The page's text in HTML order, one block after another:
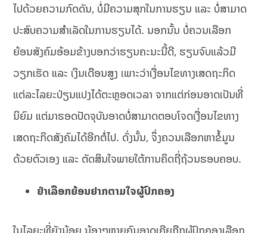
ໄປດ້ວຍຄວາມກົດດັນ, ບໍ່ມີຄວາມສຸກໃນການຮຽນ ແລະ ບໍ່ສາມາດ
ປະສົບຄວາມສຳເລັດໃນການຮຽນໄດ້. ນອກນັ້ນ ບໍ່ຄວນເລືອກ
ຍ້ອນສັງຄົມອ້ອມຂ້າງບອກວ່າຮຽນຄະນະນີ້ດີ, ຮຽນຈົບແລ້ວມີ
ວຽກເຮັດ ແລະ ເງິນເດືອນສູງ ເພາະວ່າເງື່ອນໄຂທາງເສດຖະກິດ
ແຕ່ລະໄລຍະປ່ຽນແປງໄດ້ຕະຫຼອດເວລາ ຈາກແຕ່ກ່ອນອາດເປັນທີ່
ນິຍົມ ແຕ່ມາຮອດປັດຈຸບັນອາດບໍ່ສາມາດຕອບໂຈດເງື່ອນໄຂທາງ
ເສດຖະກິດສັງຄົມໄດ້ອີກຕໍ່ໄປ. ດັ່ງນັ້ນ, ຈຶ່ງຄວນເລືອກຫາຂໍ້ມູນ
ດ້ວຍຕົວເອງ ແລະ ຕັດສິນໃຈພາຍໃຕ້ການຄິດຖີ່ຖ້ວນຮອບຄອບ.
ຢ່າເລືອກຍ້ອນຢາກຕາມໃຈຜູ້ປົກຄອງ
ໃນໄລຍະທີ່ຍັງນ້ອຍ ນ້ອງໆຫຼາຍຄົນອາດເຄີຍຖືກຜູ້ປົກຄອງເລືອກ